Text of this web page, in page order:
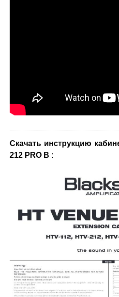
Скачать инструкцию
212 PRO B :